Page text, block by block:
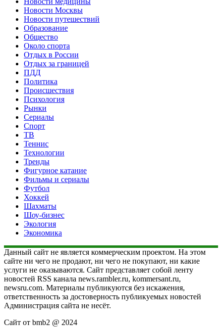
Новости Москвы
Новости путешествий
Образование
Общество
Около спорта
Отдых в России
Отдых за границей
ПДД
Политика
Происшествия
Психология
Рынки
Сериалы
Спорт
ТВ
Теннис
Технологии
Тренды
Фигурное катание
Фильмы и сериалы
Футбол
Хоккей
Шахматы
Шоу-бизнес
Экология
Экономика
Данный сайт не является коммерческим проектом. На этом
сайте ни чего не продают, ни чего не покупают, ни какие
услуги не оказываются. Сайт представляет собой ленту
новостей RSS канала news.rambler.ru, kommersant.ru,
newsru.com. Материалы публикуются без искажения,
ответственность за достоверность публикуемых новостей
Администрация сайта не несёт.
Сайт от bmb2 @ 2024